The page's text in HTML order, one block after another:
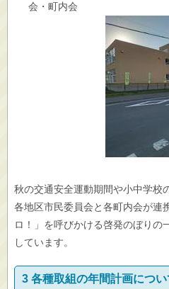
会・町内会
秋の交通安全運動期間や小中学校
各地区市民委員会と各町内会が連
ロ！」を呼びかける啓発のぼりの
しています。
3 各種取組の年間計画につい